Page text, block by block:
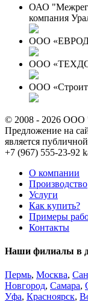
ОАО
компания
ООО
ООО
ООО
© 2008 - 2026
Предложение на
является
+7 (967) 555-23-92
О компании
Производство
Услуги
Как купить?
Примеры
Контакты
Наши филиалы в
Пермь, Москва,
Новгород, Самара,
Уфа, Красноярск,